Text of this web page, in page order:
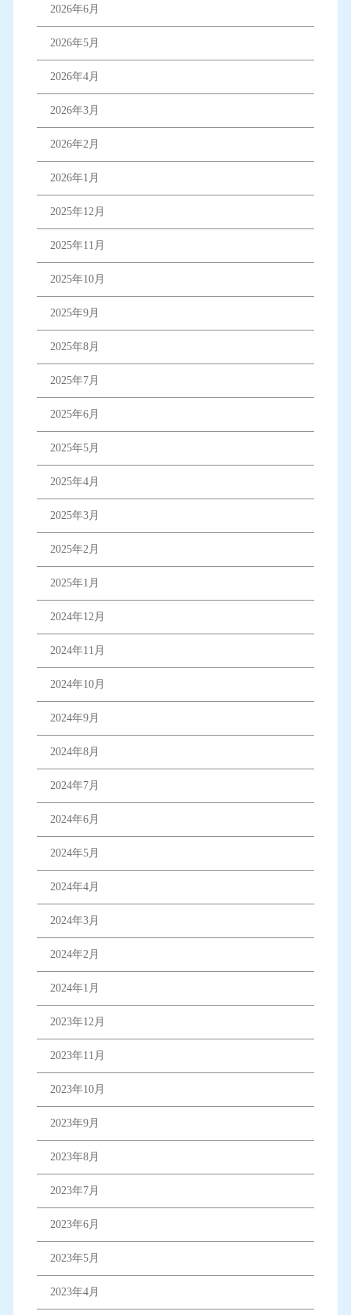
2026年6月
2026年5月
2026年4月
2026年3月
2026年2月
2026年1月
2025年12月
2025年11月
2025年10月
2025年9月
2025年8月
2025年7月
2025年6月
2025年5月
2025年4月
2025年3月
2025年2月
2025年1月
2024年12月
2024年11月
2024年10月
2024年9月
2024年8月
2024年7月
2024年6月
2024年5月
2024年4月
2024年3月
2024年2月
2024年1月
2023年12月
2023年11月
2023年10月
2023年9月
2023年8月
2023年7月
2023年6月
2023年5月
2023年4月